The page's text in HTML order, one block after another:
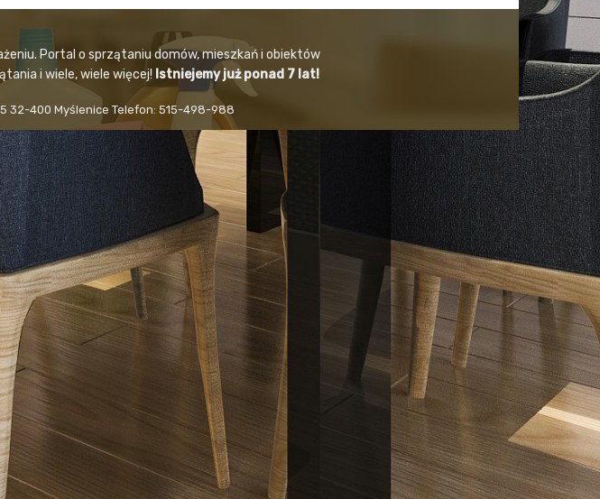
Portal o sprzątaniu domów, mieszkań i obiektów
i wiele, wiele więcej! Istniejemy już ponad 7 lat!
32-400 Myślenice Telefon: 515-498-988